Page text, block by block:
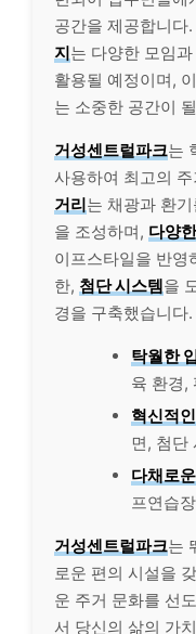
공간을 제공합니다
지는 다양한 모임
활용될 예정이며,
는 소중한 공간이
거성센트럴파크는
사용하여 최고의
거리는 채광과 환
을 조성하며, 다양
이프스타일을 반영
한, 첨단 시스템을
경을 구축했습니다.
탁월한
육 환경,
혁신적
면, 첨단
다채로
프연습
거성센트럴파크는
로운 편의 시설을
운 주거 문화를 선
서 당신의 삶의 가